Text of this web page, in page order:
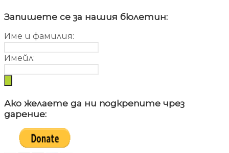
Запишете се за нашия бюлетин:
Име и фамилия:
Имейл:
Ако желаете да ни подкрепите чрез
дарение: